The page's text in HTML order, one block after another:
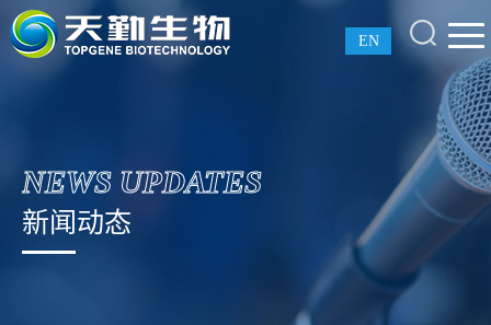
EN
NEWS UPDATES
新闻动态